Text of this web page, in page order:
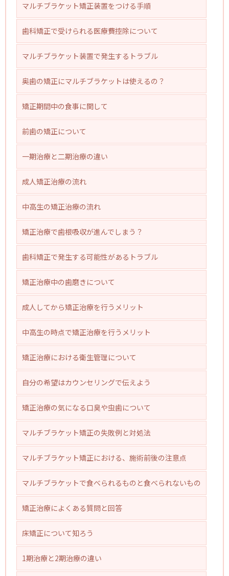
マルチブラケット矯正装置をつける手順
歯科矯正で受けられる医療費控除について
マルチブラケット装置で発生するトラブル
奥歯の矯正にマルチブラケットは使えるの？
矯正期間中の食事に関して
前歯の矯正について
一期治療と二期治療の違い
成人矯正治療の流れ
中高生の矯正治療の流れ
矯正治療で歯根吸収が進んでしまう？
歯科矯正で発生する可能性があるトラブル
矯正治療中の歯磨きについて
成人してから矯正治療を行うメリット
中高生の時点で矯正治療を行うメリット
矯正治療における衛生管理について
自分の希望はカウンセリングで伝えよう
矯正治療の気になる口臭や虫歯について
マルチブラケット矯正の失敗例と対処法
マルチブラケット矯正における、施術前後の注意点
マルチブラケットで食べられるものと食べられないもの
矯正治療によくある質問と回答
床矯正について知ろう
1期治療と2期治療の違い